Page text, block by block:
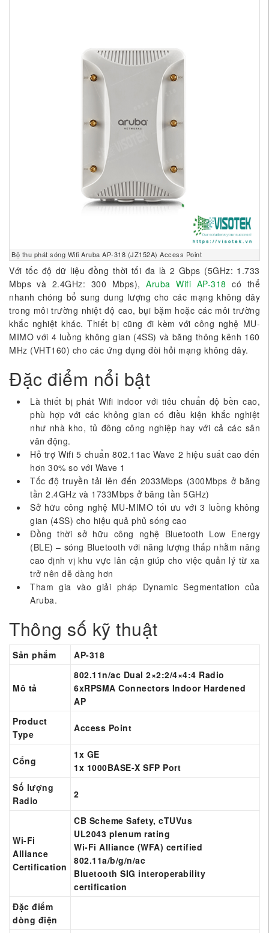
Bộ thu phát sóng Wifi Aruba AP-318 (JZ152A) Access Point
Với tốc độ dữ liệu đồng thời tối đa là 2 Gbps (5GHz: 1.733
Mbps và 2.4GHz: 300 Mbps),Aruba Wifi AP-318 có thể
nhanh chóng bổ sung dung lượng cho các mạng không dây
trong môi trường nhiệt độ cao, bụi bặm hoặc các môi trường
khắc nghiệt khác. Thiết bị cũng đi kèm với công nghệ MU-
MIMO với 4 luồng không gian (4SS) và băng thông kênh 160
MHz (VHT160) cho các ứng dụng đòi hỏi mạng không dây.
Đặc điểm nổi bật
Là thiết bị phát Wifi indoor với tiêu chuẩn độ bền cao,
phù hợp với các không gian có điều kiện khắc nghiệt
như nhà kho, tủ đông công nghiệp hay với cả các sân
vân động.
Hỗ trợ Wifi 5 chuẩn 802.11ac Wave 2 hiệu suất cao đến
hơn 30% so với Wave 1
Tốc độ truyền tải lên đến 2033Mbps (300Mbps ở băng
tần 2.4GHz và 1733Mbps ở băng tần 5GHz)
Sở hữu công nghệ MU-MIMO tối ưu với 3 luồng không
gian (4SS) cho hiệu quả phủ sóng cao
Đồng thời sở hữu công nghệ Bluetooth Low Energy
(BLE) – sóng Bluetooth với năng lượng thấp nhằm nâng
cao định vị khu vực lân cận giúp cho việc quản lý từ xa
trở nên dễ dàng hơn
Tham gia vào giải pháp Dynamic Segmentation của
Aruba.
Thông số kỹ thuật
Sản phẩm AP-318
Mô tả
802.11n/ac Dual 2×2:2/4×4:4 Radio
6xRPSMA Connectors Indoor Hardened
AP
Product
Type
Access Point
Cổng
1x GE
1x 1000BASE-X SFP Port
Số lượng
Radio
2
Wi-Fi
Alliance
Certification
CB Scheme Safety, cTUVus
UL2043 plenum rating
Wi-Fi Alliance (WFA) certified
802.11a/b/g/n/ac
Bluetooth SIG interoperability
certification
Đặc điểm
dòng điện